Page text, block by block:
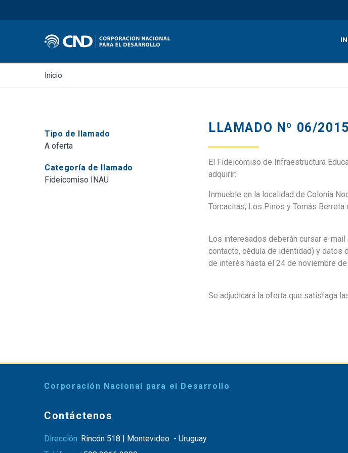
al
Inicio
Tipo de llamado
A oferta
Categoría de llamado
Fideicomiso INAU
LLAMADO Nº 06/
El Fideicomiso de Infraestructura
adquirir:
Inmueble en la localidad de Colonia
Torcacitas, Los Pinos y Tomás
Los interesados deberán cursar e-mail
contacto, cédula de identidad) y datos
de interés hasta el 24 de noviembre de
Se adjudicará la oferta que satisfaga
Corporación Nacional para el Desarrollo
Contáctenos
Dirección: Rincón 518 | Montevideo - Uruguay